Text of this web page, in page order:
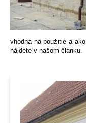
vhodná na použitie a
nájdete v našom článku.
mm
550